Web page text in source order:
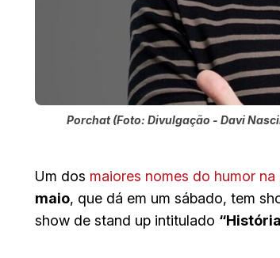
Porchat (Foto: Divulgação - Davi
Um dos maiores nomes do humor
maio, que dá em um sábado, tem
show de stand up intitulado